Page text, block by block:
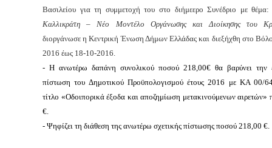
Βασιλείου για τη συμμετοχή του στο διήμεερο Συνέδριο με
Καλλικράτη – Νέο Μοντέλο Οργάνωσης και Διοίκησης του
διοργάνωσε η Κεντρική Ένωση Δήμων Ελλάδας και διεξήχθη στο
2016 έως 18-10-2016.
- Η ανωτέρω δαπάνη συνολικού ποσού 218 ,00€θα βαρύνει την
πίστωση του Δημοτικού Προϋπολογισμού έτους 2016 με ΚΑ00/
τίτλο «Οδοιπορικά έξοδα και αποζημίωση μετακινούμενων
€.
- Ψηφίζει τη διάθεση της ανωτέρω σχετικής πίστωσης ποσού 218,00 €.